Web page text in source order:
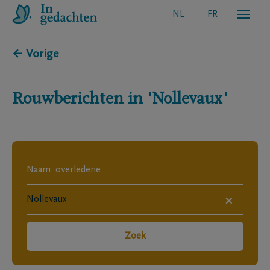
NL FR
← Vorige
Rouwberichten in 'Nollevaux'
×
Zoek